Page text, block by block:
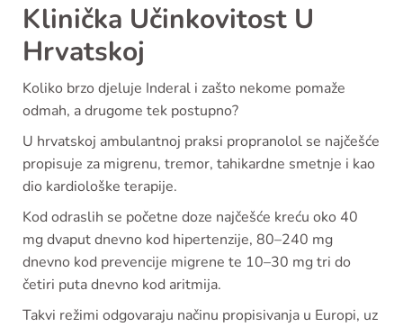
Klinička Učinkovitost U
Hrvatskoj
Koliko brzo djeluje Inderal i zašto nekome pomaže
odmah, a drugome tek postupno?
U hrvatskoj ambulantnoj praksi propranolol se najčešće
propisuje za migrenu, tremor, tahikardne smetnje i kao
dio kardiološke terapije.
Kod odraslih se početne doze najčešće kreću oko 40
mg dvaput dnevno kod hipertenzije, 80–240 mg
dnevno kod prevencije migrene te 10–30 mg tri do
četiri puta dnevno kod aritmija.
Takvi režimi odgovaraju načinu propisivanja u Europi, uz